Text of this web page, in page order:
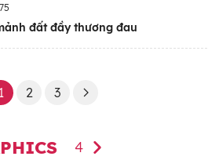
số nhà ở Gaza đã bị hư hại
xung đột.
rất cần viện trợ nhân đạo.
mang thai và người cao tuổi
nửa dân số Dải Gaza là
đất đầy thương đau
1 2 3
4